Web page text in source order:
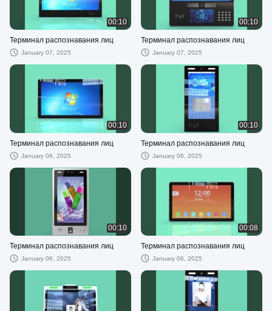
00:10
Терминал распознавания лиц
January 07, 2025
00:10
Терминал распознавания лиц
January 07, 2025
00:10
Терминал распознавания лиц
January 06, 2025
00:10
Терминал распознавания лиц
January 06, 2025
00:10
Терминал распознавания лиц
January 06, 2025
00:08
Терминал распознавания лиц
January 06, 2025